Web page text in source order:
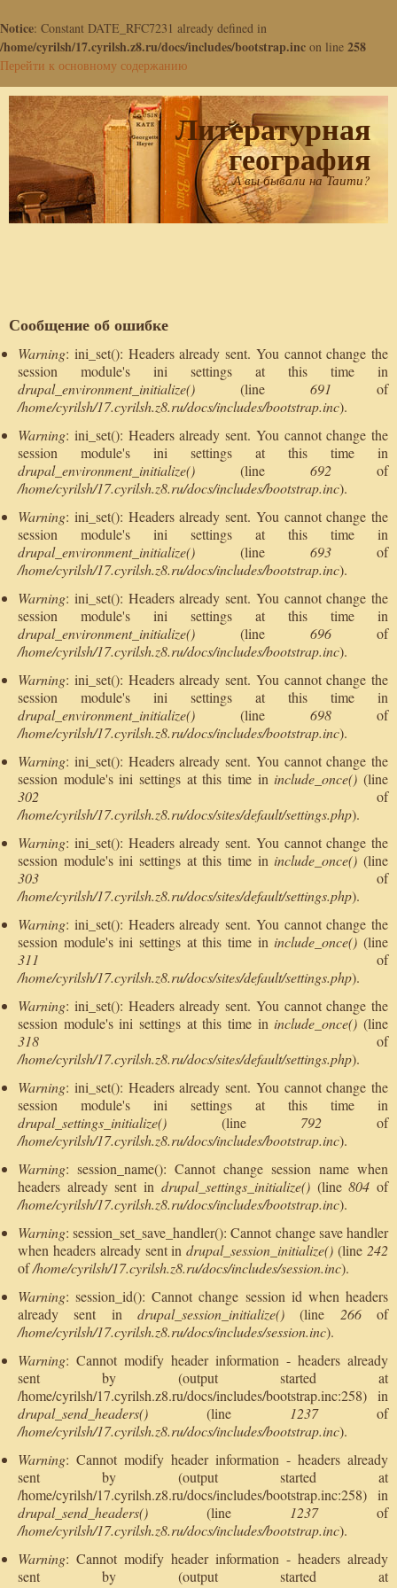
Notice: Constant DATE_RFC7231 already defined in
/home/cyrilsh/17.cyrilsh.z8.ru/docs/includes/bootstrap.inc on line 258
Перейти к основному содержанию
Литературная
география
А вы бывали на Таити?
Сообщение об ошибке
Warning: ini_set(): Headers already sent. You cannot change the
session module's ini settings at this time in
drupal_environment_initialize() (line 691 of
/home/cyrilsh/17.cyrilsh.z8.ru/docs/includes/bootstrap.inc).
Warning: ini_set(): Headers already sent. You cannot change the
session module's ini settings at this time in
drupal_environment_initialize() (line 692 of
/home/cyrilsh/17.cyrilsh.z8.ru/docs/includes/bootstrap.inc).
Warning: ini_set(): Headers already sent. You cannot change the
session module's ini settings at this time in
drupal_environment_initialize() (line 693 of
/home/cyrilsh/17.cyrilsh.z8.ru/docs/includes/bootstrap.inc).
Warning: ini_set(): Headers already sent. You cannot change the
session module's ini settings at this time in
drupal_environment_initialize() (line 696 of
/home/cyrilsh/17.cyrilsh.z8.ru/docs/includes/bootstrap.inc).
Warning: ini_set(): Headers already sent. You cannot change the
session module's ini settings at this time in
drupal_environment_initialize() (line 698 of
/home/cyrilsh/17.cyrilsh.z8.ru/docs/includes/bootstrap.inc).
Warning: ini_set(): Headers already sent. You cannot change the
session module's ini settings at this time in include_once() (line
302 of
/home/cyrilsh/17.cyrilsh.z8.ru/docs/sites/default/settings.php).
Warning: ini_set(): Headers already sent. You cannot change the
session module's ini settings at this time in include_once() (line
303 of
/home/cyrilsh/17.cyrilsh.z8.ru/docs/sites/default/settings.php).
Warning: ini_set(): Headers already sent. You cannot change the
session module's ini settings at this time in include_once() (line
311 of
/home/cyrilsh/17.cyrilsh.z8.ru/docs/sites/default/settings.php).
Warning: ini_set(): Headers already sent. You cannot change the
session module's ini settings at this time in include_once() (line
318 of
/home/cyrilsh/17.cyrilsh.z8.ru/docs/sites/default/settings.php).
Warning: ini_set(): Headers already sent. You cannot change the
session module's ini settings at this time in
drupal_settings_initialize() (line 792 of
/home/cyrilsh/17.cyrilsh.z8.ru/docs/includes/bootstrap.inc).
Warning: session_name(): Cannot change session name when
headers already sent in drupal_settings_initialize()(line804 of
/home/cyrilsh/17.cyrilsh.z8.ru/docs/includes/bootstrap.inc).
Warning: session_set_save_handler(): Cannot change save handler
when headers already sent indrupal_session_initialize() (line 242
of/home/cyrilsh/17.cyrilsh.z8.ru/docs/includes/session.inc).
Warning: session_id(): Cannot change session id when headers
already sent in drupal_session_initialize() (line 266of
/home/cyrilsh/17.cyrilsh.z8.ru/docs/includes/session.inc).
Warning: Cannot modify header information - headers already
sent by (output started at
/home/cyrilsh/17.cyrilsh.z8.ru/docs/includes/bootstrap.inc:258) in
drupal_send_headers() (line 1237of
/home/cyrilsh/17.cyrilsh.z8.ru/docs/includes/bootstrap.inc).
Warning: Cannot modify header information - headers already
sent by (output started at
/home/cyrilsh/17.cyrilsh.z8.ru/docs/includes/bootstrap.inc:258) in
drupal_send_headers() (line 1237of
/home/cyrilsh/17.cyrilsh.z8.ru/docs/includes/bootstrap.inc).
Warning: Cannot modify header information - headers already
sent by (output started at